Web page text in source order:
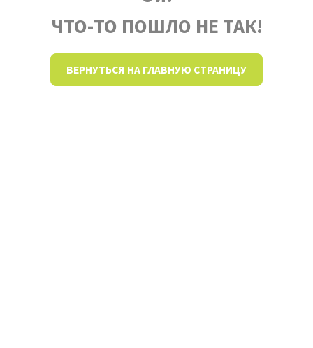
ЧТО-ТО ПОШЛО НЕ ТАК!
ВЕРНУТЬСЯ НА ГЛАВНУЮ СТРАНИЦУ